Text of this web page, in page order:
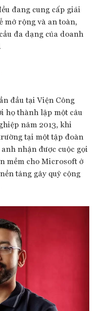
đang cung cấp giải
mở rộng và an toàn,
đa dạng của doanh
đầu tại Viện Công
họ thành lập một câu
năm 2013, khi
tại một tập đoàn
nhận được cuộc gọi
mềm cho Microsoft ở
tảng gây quỹ cộng